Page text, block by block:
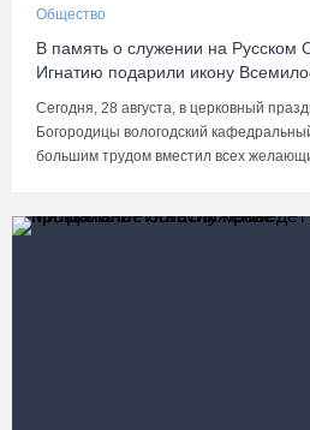
Общество
В память о служении на Русском
Игнатию подарили икону
Сегодня, 28 августа, в церковный
Богородицы вологодский
большим трудом вместил всех